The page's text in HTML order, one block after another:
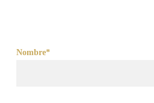
Nombre*